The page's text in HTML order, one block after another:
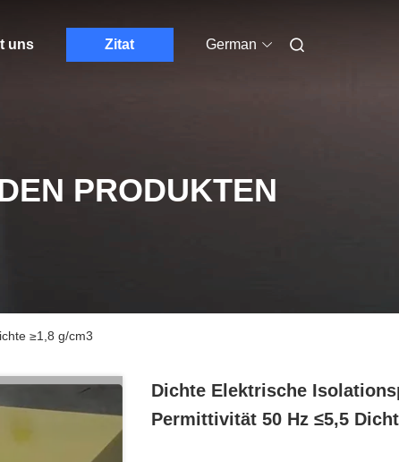
uns Zitat German
PRODUKTEN
≥1,8 g/cm3
Dichte Elektrische
Permittivität 50 Hz ≤5,5